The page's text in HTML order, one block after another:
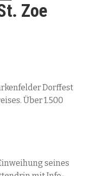
Zoe
Dorffest
Über 1.500
seines